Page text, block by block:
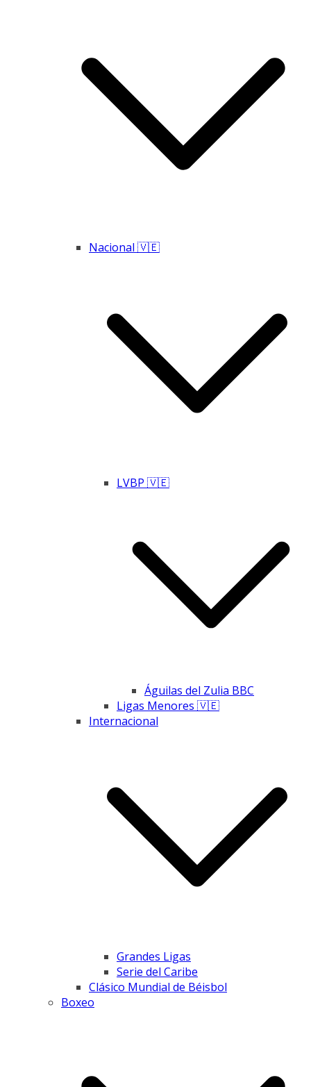
Nacional 🇻🇪
LVBP 🇻🇪
Águilas del Zulia BBC
Ligas Menores 🇻🇪
Internacional
Grandes Ligas
Serie del Caribe
Clásico Mundial de Béisbol
Boxeo